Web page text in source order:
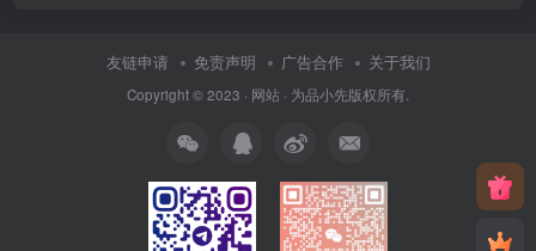
友链申请 免责声明 广告合作 关于我们
Copyright © 2023 · 网站 · 为品小先版权所有.